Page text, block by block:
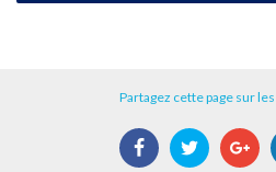
Partagez cette page sur
FacebookTwitter